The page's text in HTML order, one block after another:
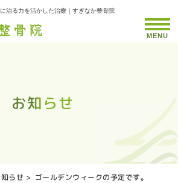
治る力を活かした治療｜すぎなか整骨院
お知らせ
お知らせ
お知らせ
お知らせ
お知らせ
お知らせ
お知らせ
お知らせ
お知らせ
お知らせ
お知らせ
お知らせ
お知らせ
お知らせ
お知らせ
お知らせ
お知らせ
お知らせ
お知らせ
お知らせ
お知らせ
お知らせ
お知らせ
お知らせ
お知らせ
お知らせ
お知らせ
お知らせ
お知らせ
お知らせ
お知らせ
お知らせ
お知らせ
お知らせ
お知らせ
MENU
らせ > ゴールデンウィークの予定です。